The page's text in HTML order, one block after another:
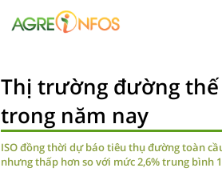
Thị trường đường thế
trong năm nay
ISO đồng thời dự báo tiêu thụ đường toàn
nhưng thấp hơn so với mức 2,6% trung bình